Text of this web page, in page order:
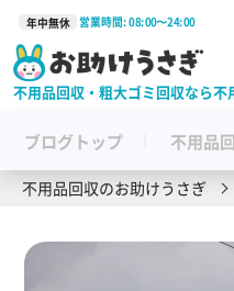
年中無休 営業時間: 08:00〜24:00
不用品回収・粗大ゴミ回収なら
ブログトップ 不用品
不用品回収のお助けうさぎ